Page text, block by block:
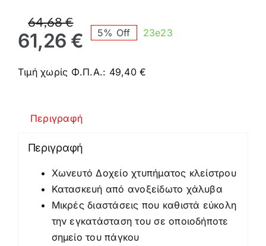
64,68€
Original
price
was:
61,26 €
Η
τρέχουσα
τιμή
61,26 €.
5% Off 23e23
Τιμή χωρίς Φ.Π.Α.: 49,40 €
Περιγραφή
Περιγραφή
Χωνευτό Δοχείο χτυπήματος κλείστρου
Κατασκευή από ανοξείδωτο χάλυβα
Μικρές διαστάσεις που καθιστά εύκολη
την εγκατάσταση του σε οποιοδήποτε
σημείο του πάγκου